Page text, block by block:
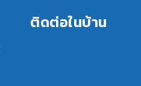
ติดต่อในบ้าน